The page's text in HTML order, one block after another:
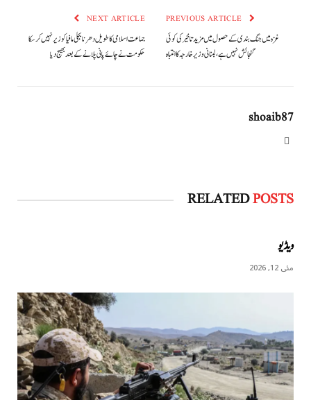
غزہ میں جنگ بندی کے حصول میں مزید تاخیر کی کوئی
گنجائش نہیں ہے، لبنانی وزیر خارجہ کا انتباہ
NEXT ARTICLE
جماعت اسلامی کا طویل دھرنا بجلی مافیا کو زیر نہیں کرسکا
حکومت نے چائے پانی پلانے کے بعد بھیج دیا
shoaib87
RELATEDPOSTS
ویڈیو
مئی 12, 2026